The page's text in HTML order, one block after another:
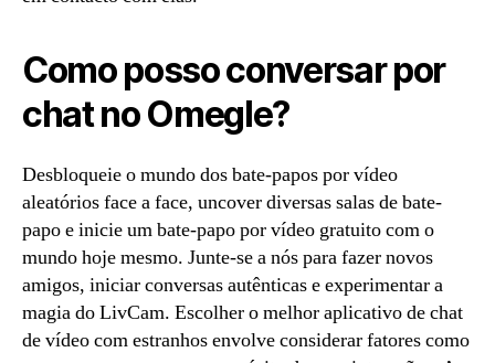
Como posso conversar por
chat no Omegle?
Desbloqueie o mundo dos bate-papos por vídeo
aleatórios face a face, uncover diversas salas de bate-
papo e inicie um bate-papo por vídeo gratuito com o
mundo hoje mesmo. Junte-se a nós para fazer novos
amigos, iniciar conversas autênticas e experimentar a
magia do LivCam. Escolher o melhor aplicativo de chat
de vídeo com estranhos envolve considerar fatores como